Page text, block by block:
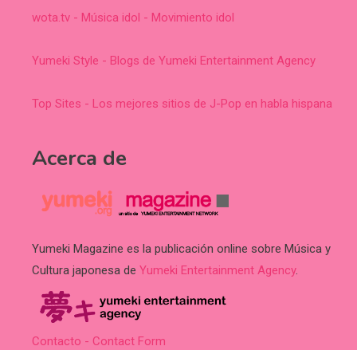
wota.tv - Música idol - Movimiento idol
Yumeki Style - Blogs de Yumeki Entertainment Agency
Top Sites - Los mejores sitios de J-Pop en habla hispana
Acerca de
Yumeki Magazine es la publicación online sobre Música y
Cultura japonesa de Yumeki Entertainment Agency.
Contacto - Contact Form